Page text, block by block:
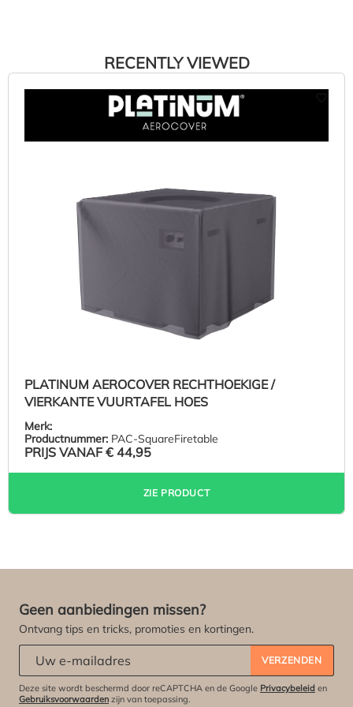
RECENTLY VIEWED
PLATINUM AEROCOVER RECHTHOEKIGE /
VIERKANTE VUURTAFEL HOES
Merk:
Productnummer: PAC-SquareFiretable
PRIJS VANAF € 44,95
ZIE PRODUCT
Geen aanbiedingen missen?
Ontvang tips en tricks, promoties en kortingen.
VERZENDEN
Deze site wordt beschermd door reCAPTCHA en de Google Privacybeleid en
Gebruiksvoorwaarden zijn van toepassing.